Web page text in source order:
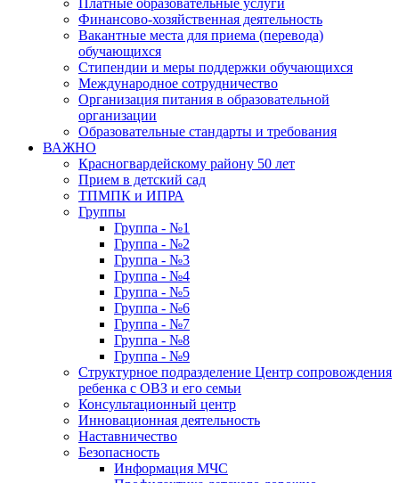
Платные образовательные услуги
Финансово-хозяйственная деятельность
Вакантные места для приема (перевода)
обучающихся
Стипендии и меры поддержки обучающихся
Международное сотрудничество
Организация питания в образовательной
организации
Образовательные стандарты и требования
ВАЖНО
Красногвардейскому району 50 лет
Прием в детский сад
ТПМПК и ИПРА
Группы
Группа - №1
Группа - №2
Группа - №3
Группа - №4
Группа - №5
Группа - №6
Группа - №7
Группа - №8
Группа - №9
Структурное подразделение Центр сопровождения
ребенка с ОВЗ и его семьи
Консультационный центр
Инновационная деятельность
Наставничество
Безопасность
Информация МЧС